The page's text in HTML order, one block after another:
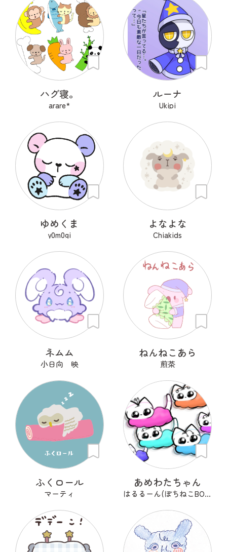
ハグ寝。
arare*
ルーナ
Ukipi
ゆめくま
y0m0gi
よなよな
Chiakids
ネムム
小日向 映
ねんねこあら
煎茶
ふくロール
マーティ
あめわたちゃん
はるるーん(ぽちねこBOOKS)